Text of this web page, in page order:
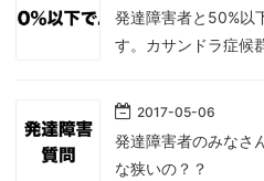
発達障害者と50%以
す。カサンドラ症候
2017-05-06
発達障害者のみなさ
な狭いの？？